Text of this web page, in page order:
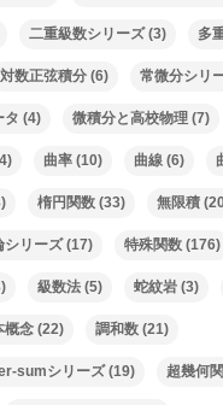
二重級数シリーズ(3) 多
対数正弦積分 (6) 常微分シリ
タ (4) 微積分と高校物理 (7)
曲率 (10) 曲線 (6)
楕円関数 (33) 無限積
シリーズ(17) 特殊関数 (176)
級数法 (5) 蛇紋岩 (3)
概念 (22) 調和数 (21)
sumシリーズ(19) 超幾何